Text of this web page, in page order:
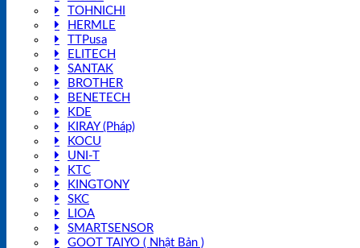
TOHNICHI
HERMLE
TTPusa
ELITECH
SANTAK
BROTHER
BENETECH
KDE
KIRAY (Pháp)
KOCU
UNI-T
KTC
KINGTONY
SKC
LIOA
SMARTSENSOR
GOOT TAIYO ( Nhật Bản )